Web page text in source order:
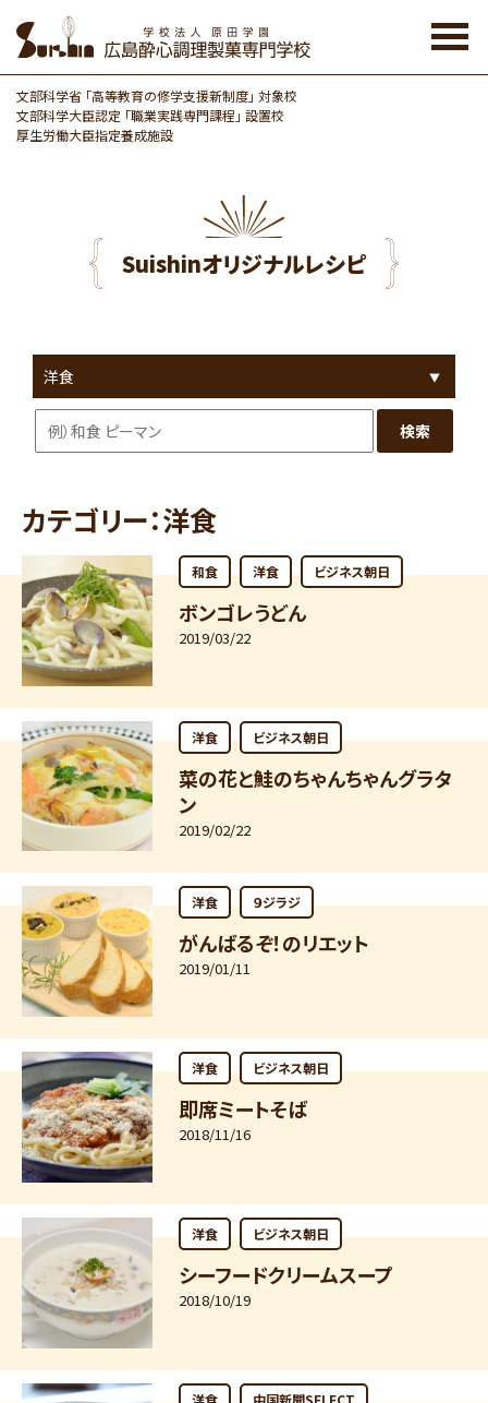
the
content
文部科学省 「高等教育の修学支援新制度」 対象校
文部科学大臣認定 「職業実践専門課程」 設置校
厚生労働大臣指定養成施設
Suishinオリジナルレシピ
検索
カテゴリー：洋食
和食 洋食 ビジネス朝日
ボンゴレうどん
2019/03/22
洋食 ビジネス朝日
菜の花と鮭のちゃんちゃんグラタ
ン
2019/02/22
洋食 ９ジラジ
がんばるぞ！のリエット
2019/01/11
洋食 ビジネス朝日
即席ミートそば
2018/11/16
洋食 ビジネス朝日
シーフードクリームスープ
2018/10/19